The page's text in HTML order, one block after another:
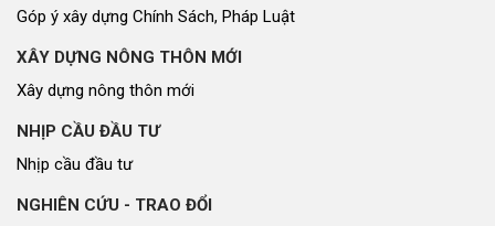
Góp ý xây dựng Chính Sách, Pháp Luật
XÂY DỰNG NÔNG THÔN MỚI
Xây dựng nông thôn mới
NHỊP CẦU ĐẦU TƯ
Nhịp cầu đầu tư
NGHIÊN CỨU - TRAO ĐỔI